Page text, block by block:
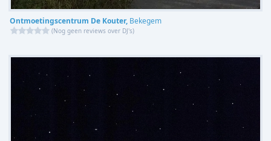
Ontmoetingscentrum De Kouter, Bekegem
(Nog geen reviews over DJ's)